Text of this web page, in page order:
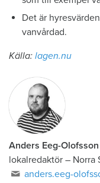
Det är
vanvårdad.
Källa: lagen.nu
Anders Eeg-Olofsson
lokalredaktör – Norra
anders.eeg-